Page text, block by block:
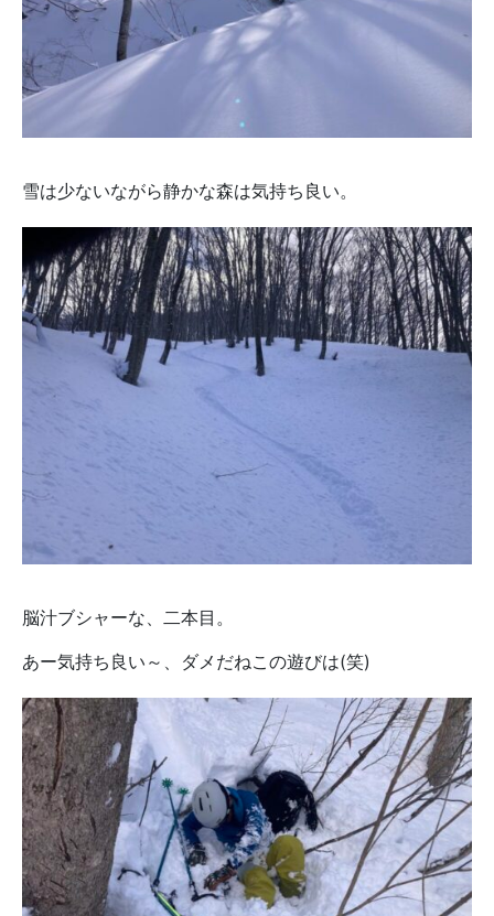
雪は少ないながら静かな森は気持ち良い。
脳汁ブシャーな、二本目。
あー気持ち良い～、ダメだねこの遊びは(笑)